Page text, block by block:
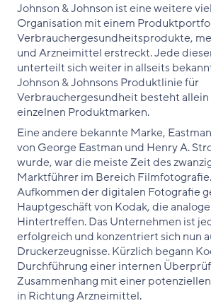
Johnson & Johnson ist eine weitere
Organisation mit einem
Verbrauchergesundheitsprodukte,
und Arzneimittel erstreckt. Jede
unterteilt sich weiter in allseits
Johnson & Johnsons Produktlinie für
Verbrauchergesundheit besteht allein
einzelnen Produktmarken.
Eine andere bekannte Marke,
von George Eastman und Henry A.
wurde, war die meiste Zeit des
Marktführer im Bereich
Aufkommen der digitalen Fotografie
Hauptgeschäft von Kodak, die
Hintertreffen. Das Unternehmen ist
erfolgreich und konzentriert sich nun
Druckerzeugnisse. Kürzlich begann
Durchführung einer internen
Zusammenhang mit einer
in Richtung Arzneimittel.